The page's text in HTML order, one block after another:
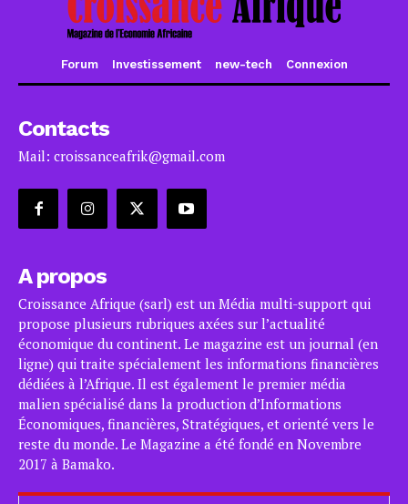
Forum Investissement new-tech Connexion
Contacts
Mail: croissanceafrik@gmail.com
A propos
Croissance Afrique (sarl) est un Média multi-support qui
propose plusieurs rubriques axées sur l’actualité
économique du continent. Le magazine est un journal (en
ligne) qui traite spécialement les informations financières
dédiées à l’Afrique. Il est également le premier média
malien spécialisé dans la production d’Informations
Économiques, financières, Stratégiques, et orienté vers le
reste du monde. Le Magazine a été fondé en Novembre
2017 à Bamako.